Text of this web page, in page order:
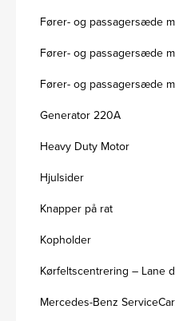
Fører- og passagersæde
Fører- og passagersæde
Fører- og passagersæde
Generator 220A
Heavy Duty Motor
Hjulsider
Knapper på rat
Kopholder
Kørfeltscentrering – Lane
Mercedes-Benz